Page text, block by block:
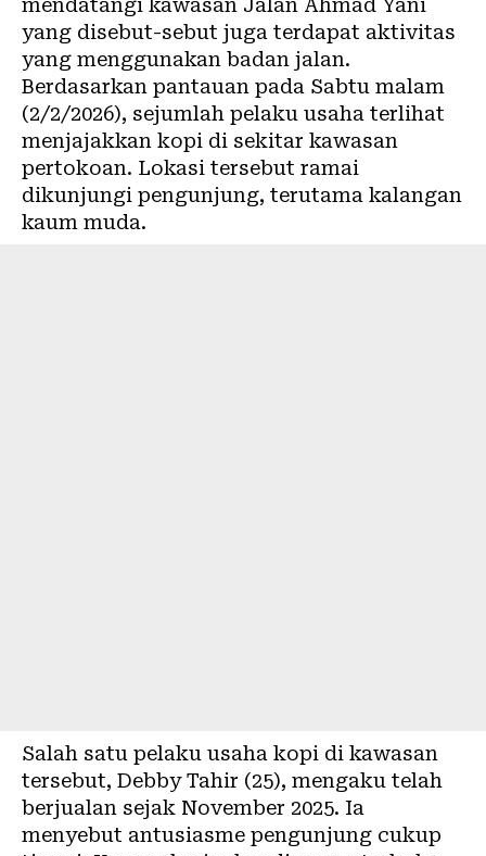
mendatangi kawasan Jalan Ahmad Yani
yang disebut-sebut juga terdapat aktivitas
yang menggunakan badan jalan.
Berdasarkan pantauan pada Sabtu malam
(2/2/2026), sejumlah pelaku usaha terlihat
menjajakkan kopi di sekitar kawasan
pertokoan. Lokasi tersebut ramai
dikunjungi pengunjung, terutama kalangan
kaum muda.
Salah satu pelaku usaha kopi di kawasan
tersebut, Debby Tahir (25), mengaku telah
berjualan sejak November 2025. Ia
menyebut antusiasme pengunjung cukup